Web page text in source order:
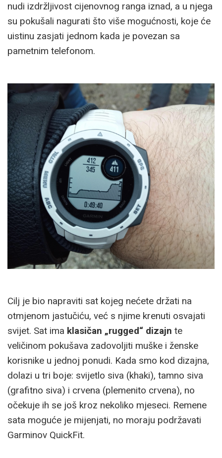
nudi izdržljivost cijenovnog ranga iznad, a u njega
su pokušali nagurati što više mogućnosti, koje će
uistinu zasjati jednom kada je povezan sa
pametnim telefonom.
Cilj je bio napraviti sat kojeg nećete držati na
otmjenom jastučiću, već s njime krenuti osvajati
svijet. Sat ima klasičan „rugged“ dizajn te
veličinom pokušava zadovoljiti muške i ženske
korisnike u jednoj ponudi. Kada smo kod dizajna,
dolazi u tri boje: svijetlo siva (khaki), tamno siva
(grafitno siva) i crvena (plemenito crvena), no
očekuje ih se još kroz nekoliko mjeseci. Remene
sata moguće je mijenjati, no moraju podržavati
Garminov QuickFit.